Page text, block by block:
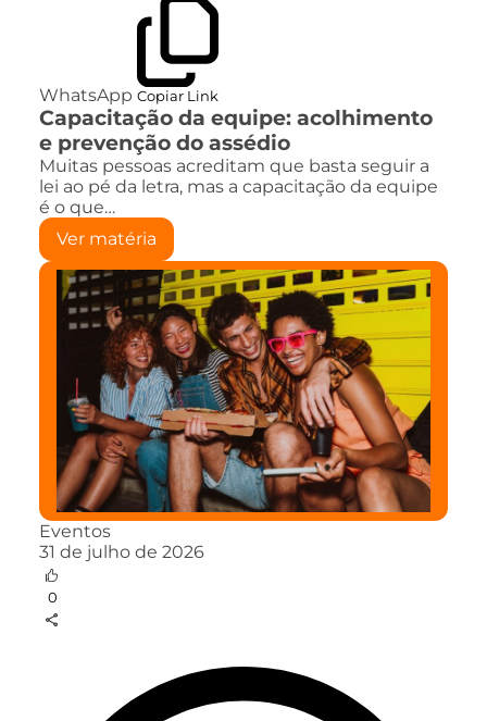
WhatsApp Copiar Link
Capacitação da equipe: acolhimento
e prevenção do assédio
Muitas pessoas acreditam que basta seguir a
lei ao pé da letra, mas a capacitação da equipe
é o que…
Ver matéria
Eventos
31 de julho de 2026
0